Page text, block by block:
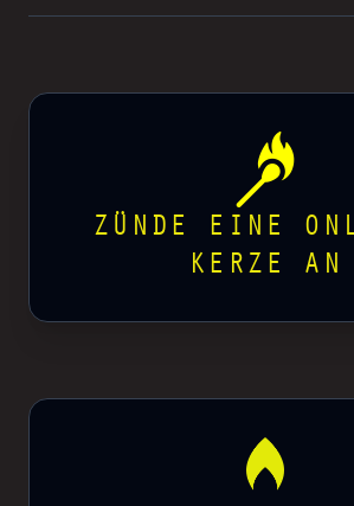
ZÜNDE EINE
KERZE AN